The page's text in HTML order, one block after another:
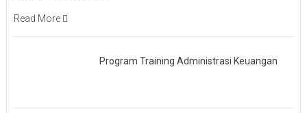
Read More
Program Training Administrasi Keuangan